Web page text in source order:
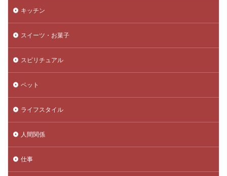
キッチン
スイーツ・お菓子
スピリチュアル
ペット
ライフスタイル
人間関係
仕事